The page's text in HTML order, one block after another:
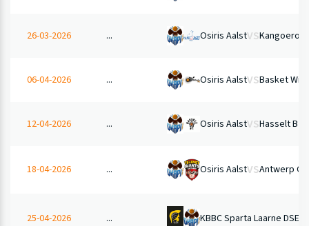
26-03-2026 ... Osiris AalstVS
06-04-2026 ... Osiris AalstVSBasket
12-04-2026 ... Osiris AalstVSHasselt BT
18-04-2026 ... Osiris AalstVSAntwerp
25-04-2026 ... KBBC Sparta Laarne DSE A